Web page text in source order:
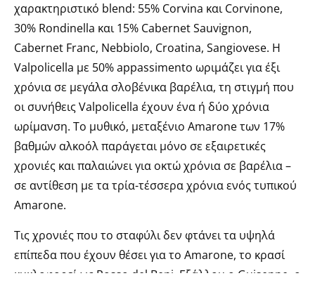
χαρακτηριστικό blend: 55% Corvina και Corvinone,
30% Rondinella και 15% Cabernet Sauvignon,
Cabernet Franc, Nebbiolo, Croatina, Sangiovese. Η
Valpolicella με 50% appassimento ωριμάζει για έξι
χρόνια σε μεγάλα σλοβένικα βαρέλια, τη στιγμή που
οι συνήθεις Valpolicella έχουν ένα ή δύο χρόνια
ωρίμανση. Το μυθικό, μεταξένιο Amarone των 17%
βαθμών αλκοόλ παράγεται μόνο σε εξαιρετικές
χρονιές και παλαιώνει για οκτώ χρόνια σε βαρέλια –
σε αντίθεση με τα τρία-τέσσερα χρόνια ενός τυπικού
Amarone.
Τις χρονιές που το σταφύλι δεν φτάνει τα υψηλά
επίπεδα που έχουν θέσει για το Amarone, το κρασί
κυκλοφορεί ως Rosso del Bepi. Εξάλλου ο Guiseppe, ο